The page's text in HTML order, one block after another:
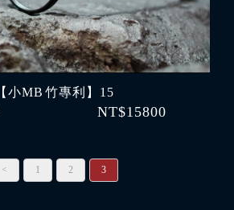
【小MB 竹專利】15
NT$15800
< 1 2 3